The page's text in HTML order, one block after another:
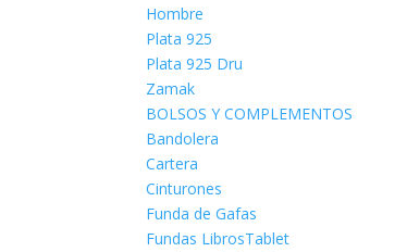
Hombre
Plata 925
Plata 925 Dru
Zamak
BOLSOS Y COMPLEMENTOS
Bandolera
Cartera
Cinturones
Funda de Gafas
Fundas LibrosTablet